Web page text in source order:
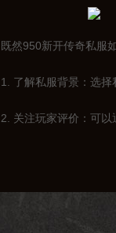
既然950新开传奇私服
1. 了解私服背景：选择
2. 关注玩家评价：可以
随着互联网的不断发